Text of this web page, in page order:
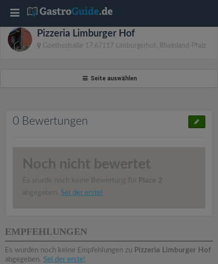
Pizzeria Limburger Hof
Goethestraße 17,67117 Limburgerhof, Rheinland-Pfalz
Seite auswählen
0 Bewertungen
Noch nicht bewertet
Es wurde noch keine Bewertung für Place 2
abgegeben. Sei der erste!
EMPFEHLUNGEN
Es wurden noch keine Empfehlungen zu Pizzeria Limburger Hof
abgegeben. Sei der erste!
T